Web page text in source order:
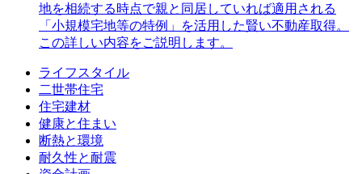
地を相続する時点で親と同居していれば適用される
「小規模宅地等の特例」を活用した賢い不動産取得。
この詳しい内容をご説明します。
ライフスタイル
二世帯住宅
住宅建材
健康と住まい
断熱と環境
耐久性と耐震